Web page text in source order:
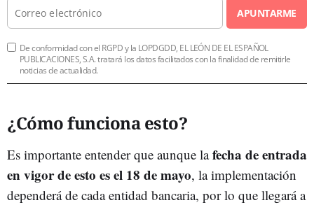
APUNTARME
De conformidad con el RGPD y la LOPDGDD, EL LEÓN DE EL ESPAÑOL
PUBLICACIONES, S.A. tratará los datos facilitados con la finalidad de remitirle
noticias de actualidad.
¿Cómo funciona esto?
Es importante entender que aunque lafecha de entrada
en vigor de esto es el 18 de mayo, la implementación
dependerá de cada entidad bancaria, por lo que llegará a